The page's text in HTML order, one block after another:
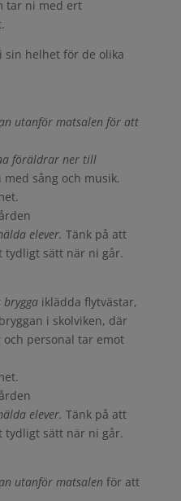
tar ni med ert
sin helhet för de olika
utanför matsalen för att
föräldrar ner till
sång och musik.
elever. Tänk på att
sätt när ni går.
bryggaiklädda flytvästar,
i skolviken, där
personal tar emot
elever. Tänk på att
sätt när ni går.
utanför matsalen för att